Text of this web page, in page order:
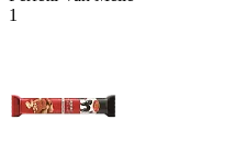
1